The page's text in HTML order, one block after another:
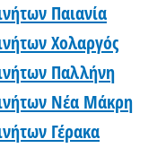
Παιανία
Χολαργός
Παλλήνη
Νέα Μάκρη
Γέρακα